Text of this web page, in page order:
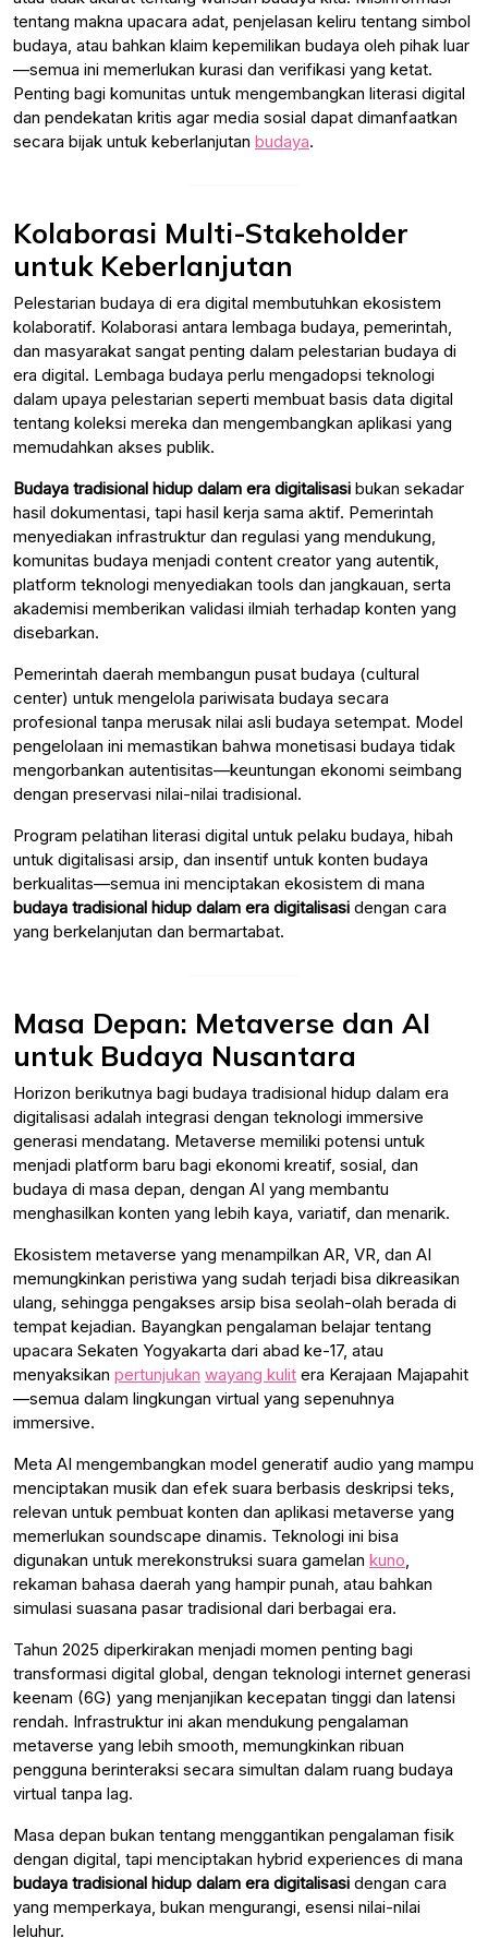
tentang makna upacara adat, penjelasan keliru tentang simbol
budaya, atau bahkan klaim kepemilikan budaya oleh pihak luar
—semua ini memerlukan kurasi dan verifikasi yang ketat.
Penting bagi komunitas untuk mengembangkan literasi digital
dan pendekatan kritis agar media sosial dapat dimanfaatkan
secara bijak untuk keberlanjutan budaya.
Kolaborasi Multi-Stakeholder
untuk Keberlanjutan
Pelestarian budaya di era digital membutuhkan ekosistem
kolaboratif. Kolaborasi antara lembaga budaya, pemerintah,
dan masyarakat sangat penting dalam pelestarian budaya di
era digital. Lembaga budaya perlu mengadopsi teknologi
dalam upaya pelestarian seperti membuat basis data digital
tentang koleksi mereka dan mengembangkan aplikasi yang
memudahkan akses publik.
Budaya tradisional hidup dalam era digitalisasi bukan sekadar
hasil dokumentasi, tapi hasil kerja sama aktif. Pemerintah
menyediakan infrastruktur dan regulasi yang mendukung,
komunitas budaya menjadi content creator yang autentik,
platform teknologi menyediakan tools dan jangkauan, serta
akademisi memberikan validasi ilmiah terhadap konten yang
disebarkan.
Pemerintah daerah membangun pusat budaya (cultural
center) untuk mengelola pariwisata budaya secara
profesional tanpa merusak nilai asli budaya setempat. Model
pengelolaan ini memastikan bahwa monetisasi budaya tidak
mengorbankan autentisitas—keuntungan ekonomi seimbang
dengan preservasi nilai-nilai tradisional.
Program pelatihan literasi digital untuk pelaku budaya, hibah
untuk digitalisasi arsip, dan insentif untuk konten budaya
berkualitas—semua ini menciptakan ekosistem di mana
budaya tradisional hidup dalam era digitalisasi dengan cara
yang berkelanjutan dan bermartabat.
Masa Depan: Metaverse dan AI
untuk Budaya Nusantara
Horizon berikutnya bagi budaya tradisional hidup dalam era
digitalisasi adalah integrasi dengan teknologi immersive
generasi mendatang. Metaverse memiliki potensi untuk
menjadi platform baru bagi ekonomi kreatif, sosial, dan
budaya di masa depan, dengan AI yang membantu
menghasilkan konten yang lebih kaya, variatif, dan menarik.
Ekosistem metaverse yang menampilkan AR, VR, dan AI
memungkinkan peristiwa yang sudah terjadi bisa dikreasikan
ulang, sehingga pengakses arsip bisa seolah-olah berada di
tempat kejadian. Bayangkan pengalaman belajar tentang
upacara Sekaten Yogyakarta dari abad ke-17, atau
menyaksikan pertunjukan wayang kulit era Kerajaan Majapahit
—semua dalam lingkungan virtual yang sepenuhnya
immersive.
Meta AI mengembangkan model generatif audio yang mampu
menciptakan musik dan efek suara berbasis deskripsi teks,
relevan untuk pembuat konten dan aplikasi metaverse yang
memerlukan soundscape dinamis. Teknologi ini bisa
digunakan untuk merekonstruksi suara gamelan kuno
rekaman bahasa daerah yang hampir punah, atau bahkan
simulasi suasana pasar tradisional dari berbagai era.
Tahun 2025 diperkirakan menjadi momen penting bagi
transformasi digital global, dengan teknologi internet generasi
keenam (6G) yang menjanjikan kecepatan tinggi dan latensi
rendah. Infrastruktur ini akan mendukung pengalaman
metaverse yang lebih smooth, memungkinkan ribuan
pengguna berinteraksi secara simultan dalam ruang budaya
virtual tanpa lag.
Masa depan bukan tentang menggantikan pengalaman fisik
dengan digital, tapi menciptakan hybrid experiences di mana
budaya tradisional hidup dalam era digitalisasi dengan cara
yang memperkaya, bukan mengurangi, esensi nilai-nilai
leluhur.